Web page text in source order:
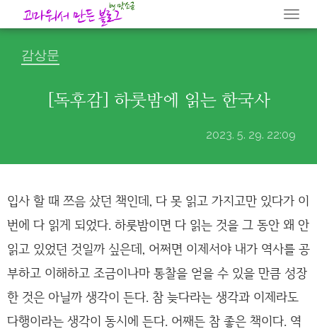
감상문
[독후감] 하룻밤에 읽는 한국사
2023. 5. 29. 22:09
입사 할 때 쯔음 샀던 책인데, 다 못 읽고 가지고만 있다가 이
번에 다 읽게 되었다. 하룻밤이면 다 읽는 것을 그 동안 왜 안
읽고 있었던 것일까 싶은데, 어쩌면 이제서야 내가 역사를 공
부하고 이해하고 조금이나마 통찰을 얻을 수 있을 만큼 성장
한 것은 아닐까 생각이 든다. 참 늦다라는 생각과 이제라도
다행이라는 생각이 동시에 든다. 어째든 참 좋은 책이다. 역